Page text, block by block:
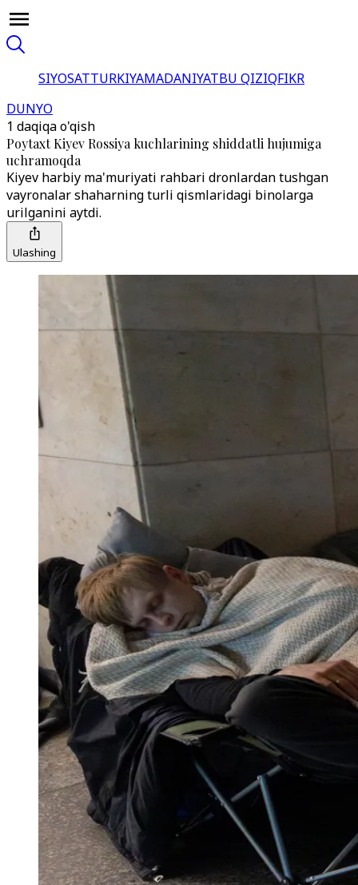
SIYOSATTURKIYAMADANIYATBU QIZIQFIKR
DUNYO
1 daqiqa o'qish
Poytaxt Kiyev Rossiya kuchlarining shiddatli hujumiga
uchramoqda
Kiyev harbiy ma'muriyati rahbari dronlardan tushgan
vayronalar shaharning turli qismlaridagi binolarga
urilganini aytdi.
Ulashing